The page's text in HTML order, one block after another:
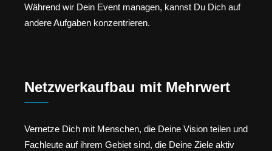
Während wir Dein Event managen, kannst Du Dich auf
andere Aufgaben konzentrieren.
Netzwerkaufbau mit Mehrwert
Vernetze Dich mit Menschen, die Deine Vision teilen und
Fachleute auf ihrem Gebiet sind, die Deine Ziele aktiv